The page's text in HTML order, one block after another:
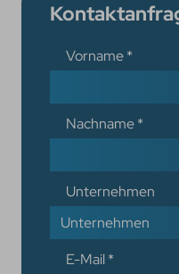
Vorname*
Nachname*
Unternehmen
E-Mail*